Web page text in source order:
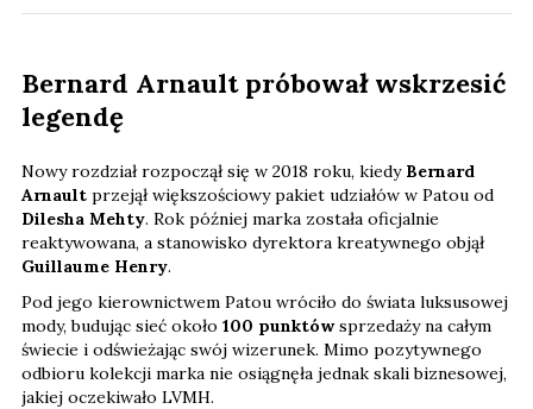
Bernard Arnault próbował wskrzesić
legendę
Nowy rozdział rozpoczął się w 2018 roku, kiedy Bernard
Arnault przejął większościowy pakiet udziałów w Patou od
Dilesha Mehty. Rok później marka została oficjalnie
reaktywowana, a stanowisko dyrektora kreatywnego objął
Guillaume Henry.
Pod jego kierownictwem Patou wróciło do świata luksusowej
mody, budując sieć około 100 punktówsprzedaży na całym
świecie i odświeżając swój wizerunek. Mimo pozytywnego
odbioru kolekcji marka nie osiągnęła jednak skali biznesowej,
jakiej oczekiwało LVMH.